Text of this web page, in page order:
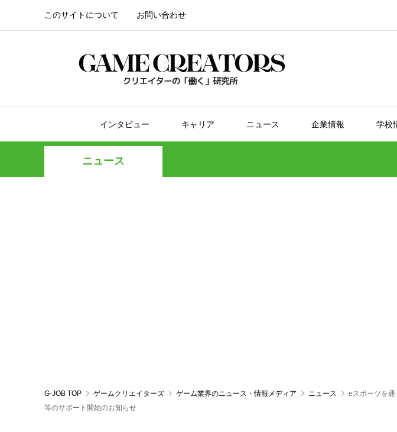
このサイトについて お問い合わせ
インタビュー キャリア ニュース 企業情報 学校
ニュース
G-JOB TOP ゲームクリエイターズ ゲーム業界のニュース・情報メディア ニュース
eスポーツを
等のサポート開始のお知らせ